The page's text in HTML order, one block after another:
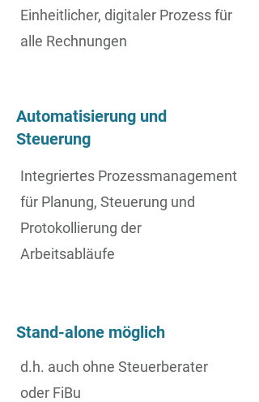
Einheitlicher, digitaler Prozess für
alle Rechnungen
Automatisierung und
Steuerung
Integriertes Prozessmanagement
für Planung, Steuerung und
Protokollierung der
Arbeitsabläufe
Stand-alone möglich
d.h. auch ohne Steuerberater
oder FiBu